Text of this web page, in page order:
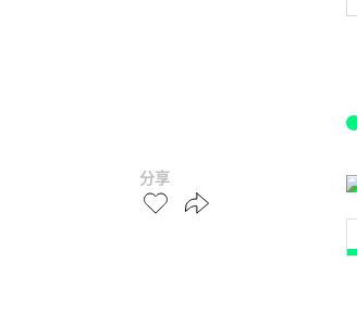
分享